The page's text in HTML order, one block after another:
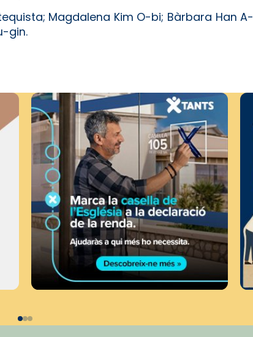
Magdalena Kim O-bi; Bàrbara Han A-
gin.